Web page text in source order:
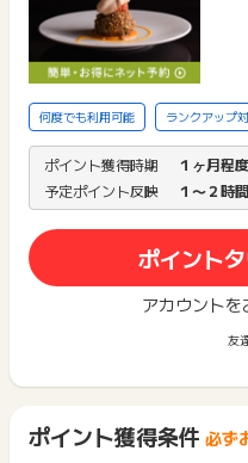
何度でも利用可能 ランクアップ
ポイント獲得時期
１ヶ月程度
予定ポイント反映
１〜２時
ポイント
アカウント
友
ポイント獲得条件 必ず